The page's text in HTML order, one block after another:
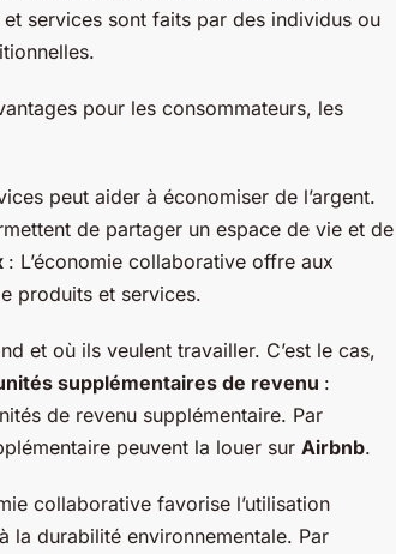
services sont faits par des individus ou
pour les consommateurs, les
peut aider à économiser de l’argent.
de partager un espace de vie et de
: L’économie collaborative offre aux
produits et services.
et où ils veulent travailler. C’est le cas,
supplémentaires de revenu :
de revenu supplémentaire. Par
peuvent la louer sur Airbnb.
collaborative favorise l’utilisation
la durabilité environnementale. Par